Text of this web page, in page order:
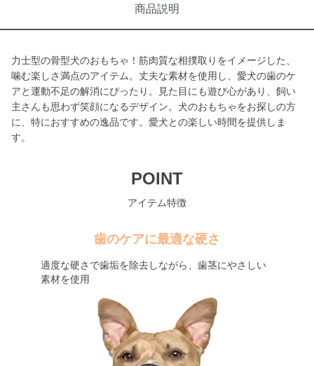
商品説明
力士型の骨型犬のおもちゃ！筋肉質な相撲取りをイメージした、
噛む楽しさ満点のアイテム。丈夫な素材を使用し、愛犬の歯のケ
アと運動不足の解消にぴったり。見た目にも遊び心があり、飼い
主さんも思わず笑顔になるデザイン。犬のおもちゃをお探しの方
に、特におすすめの逸品です。愛犬との楽しい時間を提供しま
す。
POINT
アイテム特徴
歯のケアに最適な硬さ
適度な硬さで歯垢を除去しながら、歯茎にやさしい
素材を使用